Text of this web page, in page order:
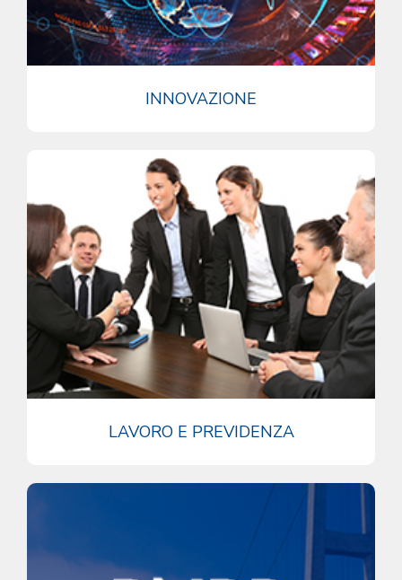
INNOVAZIONE
LAVORO E PREVIDENZA